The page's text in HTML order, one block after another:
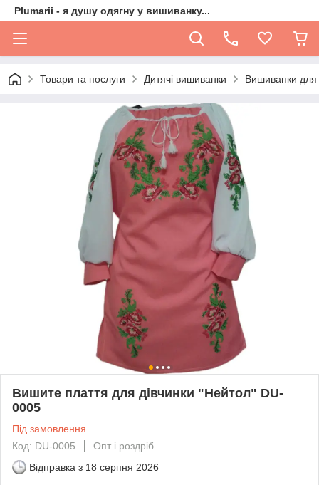
Plumarii - я душу одягну у вишиванку...
Товари та послуги Дитячі вишиванки Вишиванки для
Вишите плаття для дівчинки "Нейтол" DU-
0005
Під замовлення
Код: DU-0005
Опт і роздріб
Відправка з 18 серпня 2026